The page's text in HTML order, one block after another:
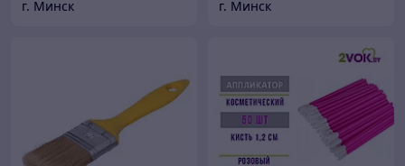
г. Минск г. Минск